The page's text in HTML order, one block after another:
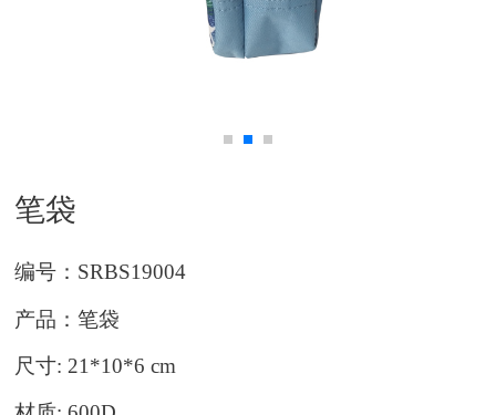
笔袋
编号： SRBS19004
产品：笔袋
尺寸: 21*10*6 cm